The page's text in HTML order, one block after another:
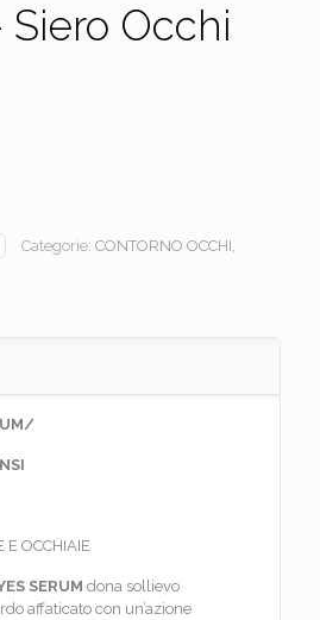
Siero Occhi
Categorie: CONTORNO OCCHI,
E OCCHIAIE
SERUM dona sollievo
affaticato con un’azione